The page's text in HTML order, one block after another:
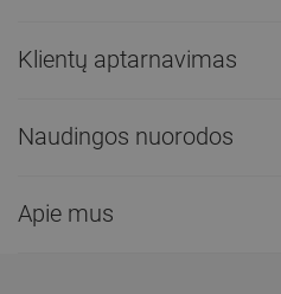
Klientų aptarnavimas
Naudingos nuorodos
Apie mus